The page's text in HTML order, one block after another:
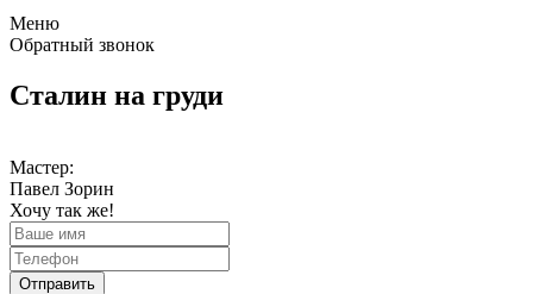
Меню
Обратный звонок
Сталин на груди
Мастер:
Павел Зорин
Хочу так же!
Отправить